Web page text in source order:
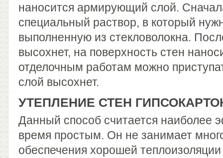
наносится армирующий слой.
специальный раствор, в который
выполненную из стекловолокна.
высохнет, на поверхность стен
отделочным работам можно
слой высохнет.
УТЕПЛЕНИЕ СТЕН
Данный способ считается наиболее
время простым. Он не занимает
обеспечения хорошей